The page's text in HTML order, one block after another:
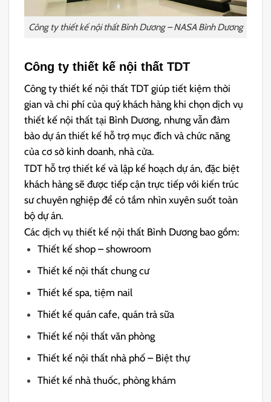
Công ty thiết kế nội thất Bình Dương – NASA Bình Dương
Công ty thiết kế nội thất TDT
Công ty thiết kế nội thất TDT giúp tiết kiệm thời
gian và chi phí của quý khách hàng khi chọn dịch vụ
thiết kế nội thất tại Bình Dương, nhưng vẫn đảm
bảo dự án thiết kế hỗ trợ mục đích và chức năng
của cơ sở kinh doanh, nhà cửa.
TDT hỗ trợ thiết kế và lập kế hoạch dự án, đặc biệt
khách hàng sẽ được tiếp cận trực tiếp với kiến ​​trúc
sư chuyên nghiệp để có tầm nhìn xuyên suốt toàn
bộ dự án.
Các dịch vụ thiết kế nội thất Bình Dương bao gồm:
Thiết kế shop – showroom
Thiết kế nội thất chung cư
Thiết kế spa, tiệm nail
Thiết kế quán cafe, quán trà sữa
Thiết kế nội thất văn phòng
Thiết kế nội thất nhà phố – Biệt thự
Thiết kế nhà thuốc, phòng khám